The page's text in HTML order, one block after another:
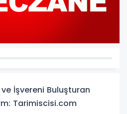
İşvereni Buluşturan
Tarimiscisi.com